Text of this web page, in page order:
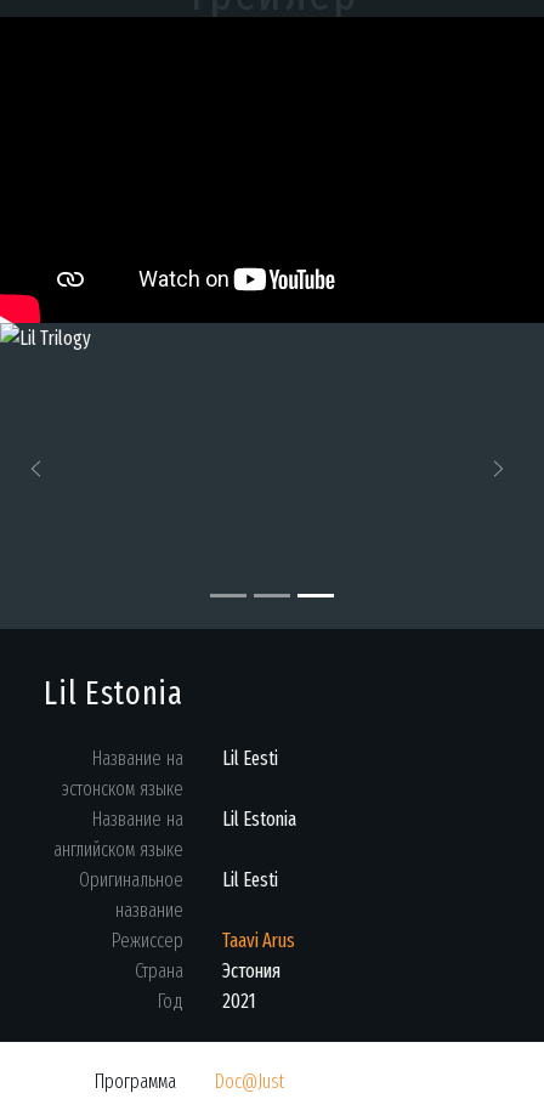
Lil Estonia
Название на
эстонском языке
Lil Eesti
Название на
английском языке
Lil Estonia
Оригинальное
название
Lil Eesti
Режиссер
Taavi Arus
Страна
Эстония
Год
2021
Программа Doc@Just